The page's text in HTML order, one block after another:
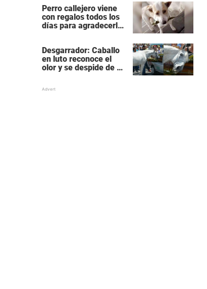
Perro callejero viene
con regalos todos los
días para agradecerle
Desgarrador: Caballo
en luto reconoce el
olor y se despide de su